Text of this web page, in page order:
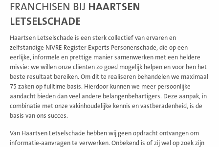
FRANCHISEN BIJ HAARTSEN
LETSELSCHADE
Haartsen Letselschade is een sterk collectief van ervaren en
zelfstandige NIVRE Register Experts Personenschade, die op een
eerlijke, informele en prettige manier samenwerken met een heldere
missie: we willen onze cliënten zo goed mogelijk helpen en voor hen het
beste resultaat bereiken. Om dit te realiseren behandelen we maximaal
75 zaken op fulltime basis. Hierdoor kunnen we meer persoonlijke
aandacht bieden dan veel andere belangenbehartigers. Deze aanpak, in
combinatie met onze vakinhoudelijke kennis en vastberadenheid, is de
basis van ons succes.
Van Haartsen Letselschade hebben wij geen opdracht ontvangen om
informatie-aanvragen te verwerken. Onbekend is of zij wel op zoek zijn